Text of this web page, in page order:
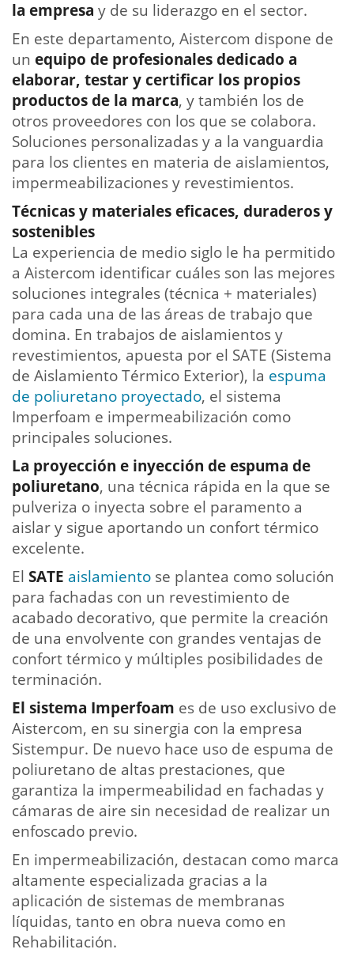
la empresa y de su liderazgo en el sector.
En este departamento, Aistercom dispone de
un equipo de profesionales dedicado a
elaborar, testar y certificar los propios
productos de la marca, y también los de
otros proveedores con los que se colabora.
Soluciones personalizadas y a la vanguardia
para los clientes en materia de aislamientos,
impermeabilizaciones y revestimientos.
Técnicas y materiales eficaces, duraderos y
sostenibles
La experiencia de medio siglo le ha permitido
a Aistercom identificar cuáles son las mejores
soluciones integrales (técnica + materiales)
para cada una de las áreas de trabajo que
domina. En trabajos de aislamientos y
revestimientos, apuesta por el SATE (Sistema
de Aislamiento Térmico Exterior), la espuma
de poliuretano proyectado, el sistema
Imperfoam e impermeabilización como
principales soluciones.
La proyección e inyección de espuma de
poliuretano, una técnica rápida en la que se
pulveriza o inyecta sobre el paramento a
aislar y sigue aportando un confort térmico
excelente.
El SATE aislamiento se plantea como solución
para fachadas con un revestimiento de
acabado decorativo, que permite la creación
de una envolvente con grandes ventajas de
confort térmico y múltiples posibilidades de
terminación.
El sistema Imperfoam es de uso exclusivo de
Aistercom, en su sinergia con la empresa
Sistempur. De nuevo hace uso de espuma de
poliuretano de altas prestaciones, que
garantiza la impermeabilidad en fachadas y
cámaras de aire sin necesidad de realizar un
enfoscado previo.
En impermeabilización, destacan como marca
altamente especializada gracias a la
aplicación de sistemas de membranas
líquidas, tanto en obra nueva como en
Rehabilitación.